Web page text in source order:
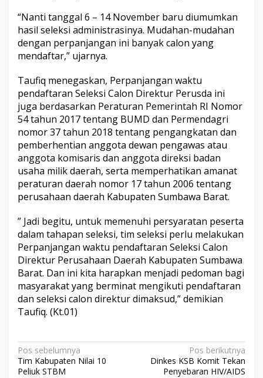
“Nanti tanggal 6 – 14 November baru diumumkan
hasil seleksi administrasinya. Mudahan-mudahan
dengan perpanjangan ini banyak calon yang
mendaftar,” ujarnya.
Taufiq menegaskan, Perpanjangan waktu
pendaftaran Seleksi Calon Direktur Perusda ini
juga berdasarkan Peraturan Pemerintah RI Nomor
54 tahun 2017 tentang BUMD dan Permendagri
nomor 37 tahun 2018 tentang pengangkatan dan
pemberhentian anggota dewan pengawas atau
anggota komisaris dan anggota direksi badan
usaha milik daerah, serta memperhatikan amanat
peraturan daerah nomor 17 tahun 2006 tentang
perusahaan daerah Kabupaten Sumbawa Barat.
” Jadi begitu, untuk memenuhi persyaratan peserta
dalam tahapan seleksi, tim seleksi perlu melakukan
Perpanjangan waktu pendaftaran Seleksi Calon
Direktur Perusahaan Daerah Kabupaten Sumbawa
Barat. Dan ini kita harapkan menjadi pedoman bagi
masyarakat yang berminat mengikuti pendaftaran
dan seleksi calon direktur dimaksud,” demikian
Taufiq. (Kt.01)
N
a
Pos sebelumnya
Tim Kabupaten Nilai 10
Peliuk STBM
Pos berikutnya
Dinkes KSB Komit Tekan
Penyebaran HIV/AIDS